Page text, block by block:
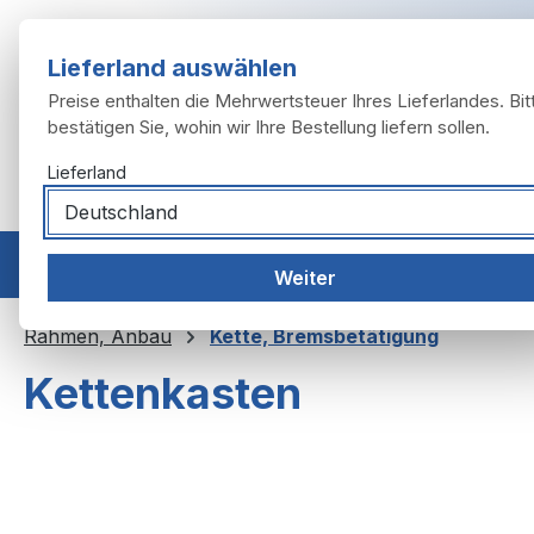
Rahmen, Anbau Kette, Bremsbetätigung
Kettenkasten
Lieferland auswählen
Preise enthalten die Mehrwertsteuer Ihres Lieferlandes.
bestätigen Sie, wohin wir Ihre Bestellung liefern sollen.
Lieferland
Weiter